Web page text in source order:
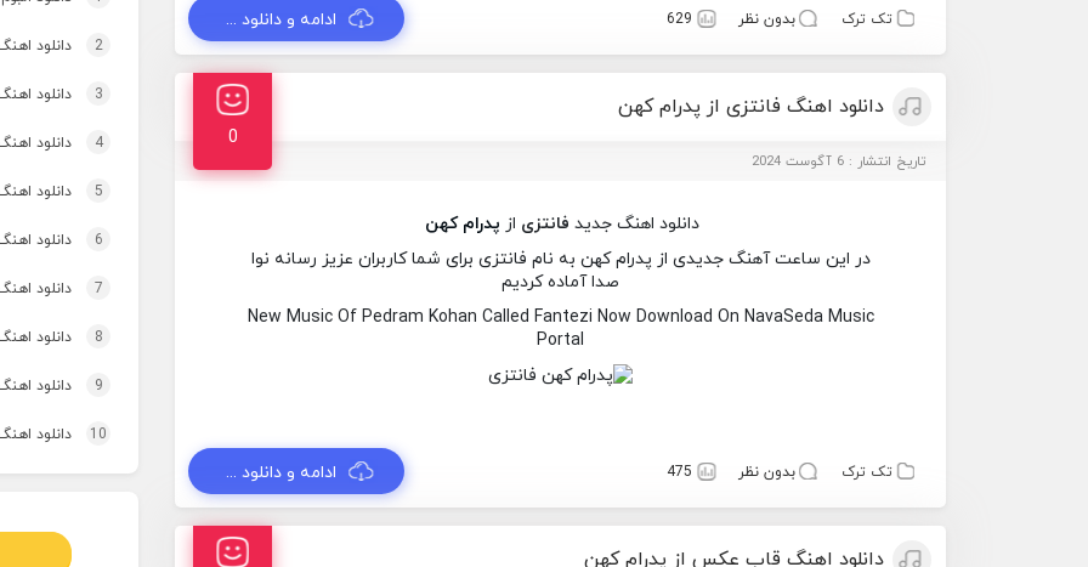
تک ترک بدون نظر 629 ادامه و دانلود ...
دانلود اهنگ فانتزی از پدرام کهن
0
تاریخ انتشار : 6 آگوست 2024
دانلود اهنگ جدید فانتزی از پدرام کهن
در این ساعت آهنگ جدیدی از پدرام کهن به نام فانتزی برای شما کاربران عزیز رسانه نوا
صدا آماده کردیم
New Music Of Pedram Kohan Called Fantezi Now Download On NavaSeda Music
Portal
تک ترک بدون نظر 475 ادامه و دانلود ...
دانلود اهنگ قاب عکس از پدرام کهن
2 دانلود
3 دانلود
4 دانلود اهنگ تاپ و
5 دانلود
6 دانلود اهنگ برنو
7 دانلود
8 دانلود
9 دانلود
10 دانلود